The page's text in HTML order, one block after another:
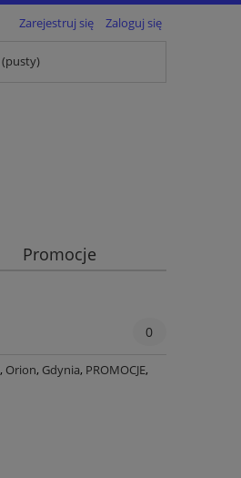
Zarejestruj się Zaloguj się
(pusty)
Promocje
0
, Orion, Gdynia, PROMOCJE,